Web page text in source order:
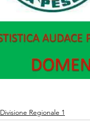
Divisione Regionale 1